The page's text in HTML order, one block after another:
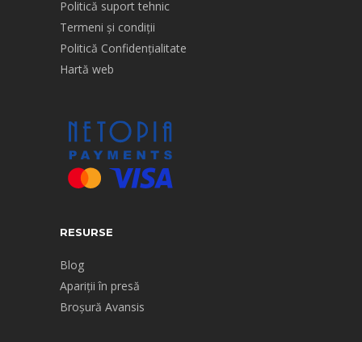
Politică suport tehnic
Termeni și condiții
Politică Confidențialitate
Hartă web
RESURSE
Blog
Apariții în presă
Broșură Avansis